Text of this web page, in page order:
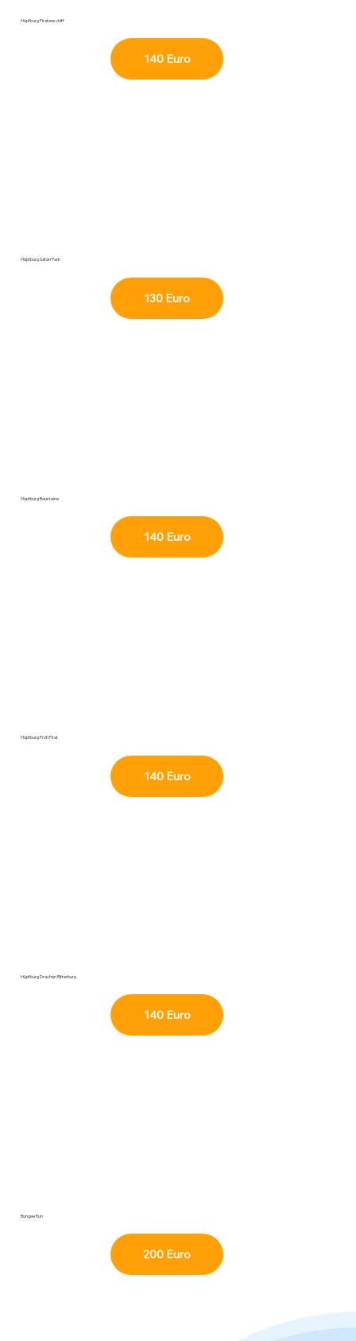
Hüpfburg Piratenschiff
140 Euro
Hüpfburg Safari Park
130 Euro
Hüpfburg Bausteine
140 Euro
Hüpfburg Profi Pirat
140 Euro
Hüpfburg Drachen Ritterburg
140 Euro
Bungee Run
200 Euro